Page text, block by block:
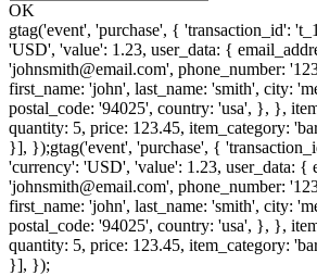
OK
gtag('event', 'purchase', { 'transaction_id':
'USD', 'value': 1.23, user_data: {
'johnsmith@email.com', phone_number:
first_name: 'john', last_name: 'smith', city:
postal_code: '94025', country: 'usa', }, },
quantity: 5, price: 123.45, item_category:
}], });gtag('event', 'purchase', {
'currency': 'USD', 'value': 1.23, user_data: {
'johnsmith@email.com', phone_number:
first_name: 'john', last_name: 'smith', city:
postal_code: '94025', country: 'usa', }, },
quantity: 5, price: 123.45, item_category:
}], });